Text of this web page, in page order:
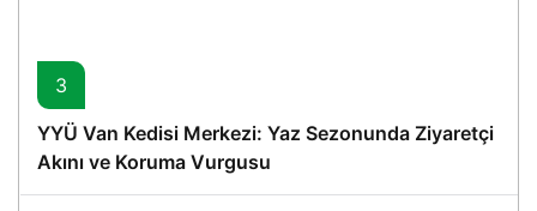
3
YYÜ Van Kedisi Merkezi: Yaz Sezonunda Ziyaretçi
Akını ve Koruma Vurgusu